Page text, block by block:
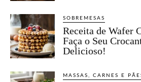
SOBREMESAS
Receita de Wafer
Faça o Seu
Delicioso!
MASSAS, CARNES E